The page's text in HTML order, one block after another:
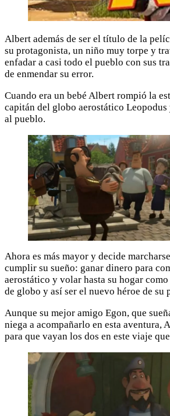
Albert además de ser el título de la
su protagonista, un niño muy torpe y
enfadar a casi todo el pueblo con sus
de enmendar su error.
Cuando era un bebé Albert rompió la
capitán del globo aerostático Leopodus
al pueblo.
Ahora es más mayor y decide
cumplir su sueño: ganar dinero para
aerostático y volar hasta su hogar
de globo y así ser el nuevo héroe de su
Aunque su mejor amigo Egon, que
niega a acompañarlo en esta aventura,
para que vayan los dos en este viaje